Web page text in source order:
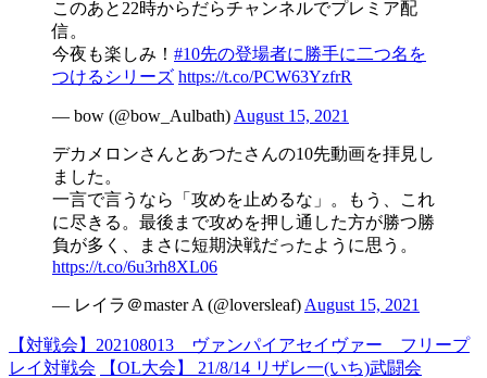
このあと22時からだらチャンネルでプレミア配
信。
今夜も楽しみ！ #10先の登場者に勝手に二つ名を
つけるシリーズ https://t.co/PCW63YzfrR
— bow (@bow_Aulbath) August 15, 2021
デカメロンさんとあつたさんの10先動画を拝見し
ました。
一言で言うなら「攻めを止めるな」。もう、これ
に尽きる。最後まで攻めを押し通した方が勝つ勝
負が多く、まさに短期決戦だったように思う。
https://t.co/6u3rh8XL06
— レイラ＠master A (@loversleaf) August 15, 2021
【対戦会】202108013 ヴァンパイアセイヴァー フリープ
レイ対戦会
【OL大会】 21/8/14 リザレ一(いち)武闘会